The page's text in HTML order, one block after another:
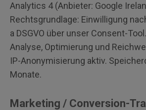
Analytics 4 (Anbieter: Google
Rechtsgrundlage: Einwilligung
a DSGVO über unser Consent-
Analyse, Optimierung und
IP-Anonymisierung aktiv.
Monate.
Marketing / Conversion-